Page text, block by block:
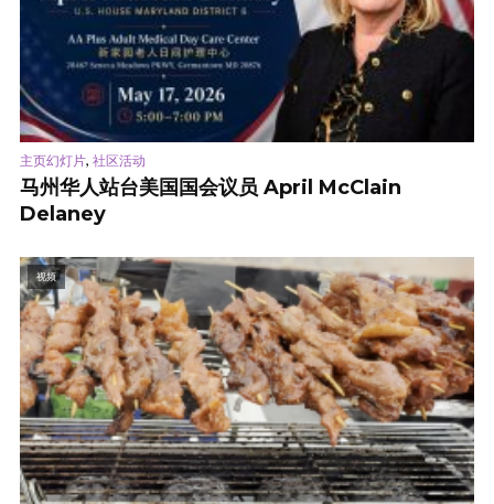
主页幻灯片, 社区活动
马州华人站台美国国会议员 April McClain
Delaney
视频